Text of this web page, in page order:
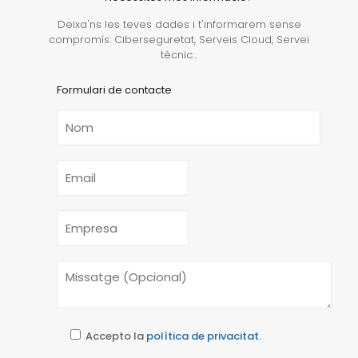
Deixa'ns les teves dades i t'informarem sense
compromís: Ciberseguretat, Serveis Cloud, Servei
tècnic...
Formulari de contacte
Accepto la política de privacitat.